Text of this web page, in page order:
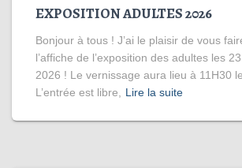
EXPOSITION ADULTES 2026
Bonjour à tous ! J’ai le plaisir de vous
l’affiche de l’exposition des adultes les
2026 ! Le vernissage aura lieu à 11H30
L’entrée est libre,
Lire la suite